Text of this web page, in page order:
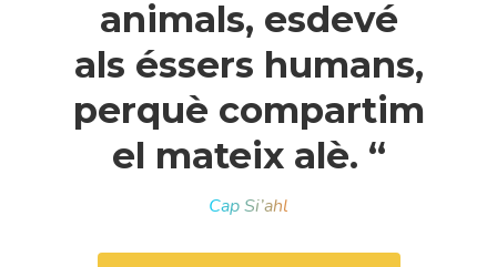
animals, esdevé
als éssers humans,
perquè compartim
el mateix alè. “
Cap Si’ahl